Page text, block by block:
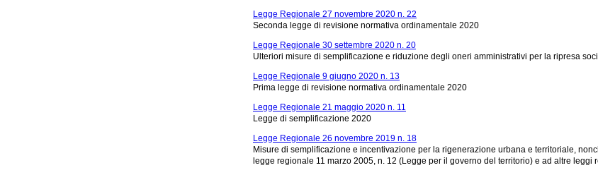
Legge Regionale 27 novembre 2020 n. 22
Seconda legge di revisione normativa ordinamentale 2020
Legge Regionale 30 settembre 2020 n. 20
Ulteriori misure di semplificazione e riduzione degli oneri amministrativi per la ripresa
Legge Regionale 9 giugno 2020 n. 13
Prima legge di revisione normativa ordinamentale 2020
Legge Regionale 21 maggio 2020 n. 11
Legge di semplificazione 2020
Legge Regionale 26 novembre 2019 n. 18
Misure di semplificazione e incentivazione per la rigenerazione urbana e territoriale,
legge regionale 11 marzo 2005, n. 12 (Legge per il governo del territorio) e ad altre leggi